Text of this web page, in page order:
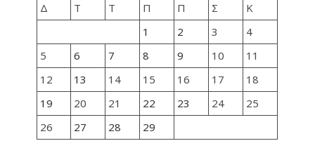
Δ
Τ Τ Π Π Σ
Κ
1
2 3
4
5
6 7 8 9 10
11
12
13 14 15 16 17
18
19
20 21 22 23 24
25
26
27 28 29